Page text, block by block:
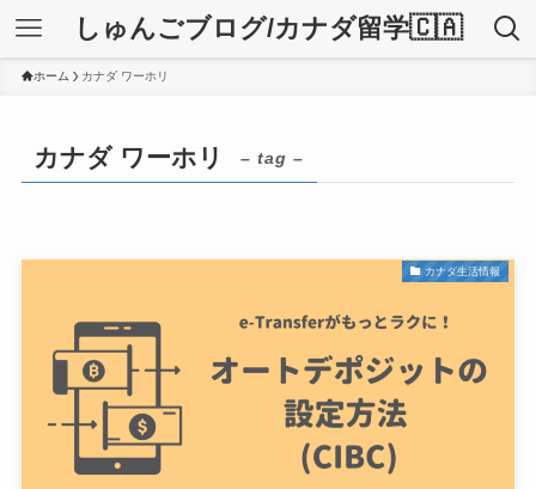
しゅんごブログ/カナダ留学🇨🇦
ホーム カナダ ワーホリ
カナダ ワーホリ – tag –
カナダ生活情報